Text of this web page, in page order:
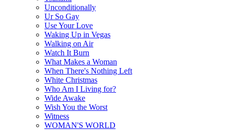
Unconditionally
Ur So Gay
Use Your Love
Waking Up in Vegas
Walking on Air
Watch It Burn
What Makes a Woman
When There's Nothing Left
White Christmas
Who Am I Living for?
Wide Awake
Wish You the Worst
Witness
WOMAN'S WORLD